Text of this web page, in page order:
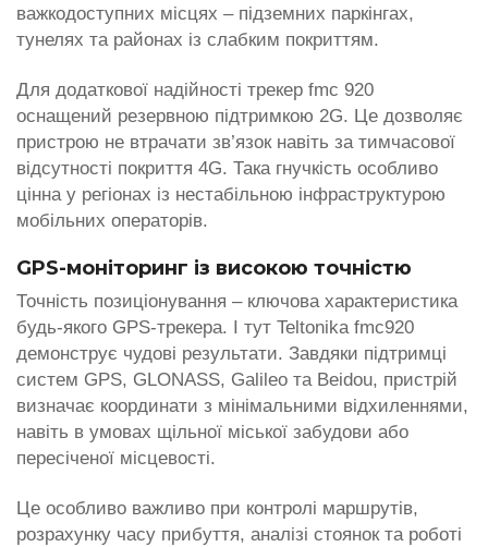
важкодоступних місцях – підземних паркінгах,
тунелях та районах із слабким покриттям.
Для додаткової надійності трекер fmc 920
оснащений резервною підтримкою 2G. Це дозволяє
пристрою не втрачати зв’язок навіть за тимчасової
відсутності покриття 4G. Така гнучкість особливо
цінна у регіонах із нестабільною інфраструктурою
мобільних операторів.
GPS-моніторинг із високою точністю
Точність позиціонування – ключова характеристика
будь-якого GPS-трекера. І тут Teltonika fmc920
демонструє чудові результати. Завдяки підтримці
систем GPS, GLONASS, Galileo та Beidou, пристрій
визначає координати з мінімальними відхиленнями,
навіть в умовах щільної міської забудови або
пересіченої місцевості.
Це особливо важливо при контролі маршрутів,
розрахунку часу прибуття, аналізі стоянок та роботі